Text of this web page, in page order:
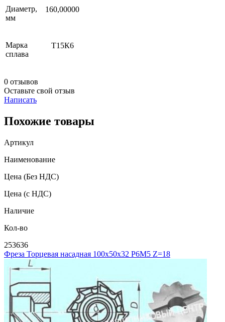
Диаметр,
мм
160,00000
Марка
сплава
Т15К6
0 отзывов
Оставьте свой отзыв
Написать
Похожие товары
Артикул
Наименование
Цена (Без НДС)
Цена (с НДС)
Наличие
Кол-во
253636
Фреза Торцевая насадная 100х50х32 Р6М5 Z=18